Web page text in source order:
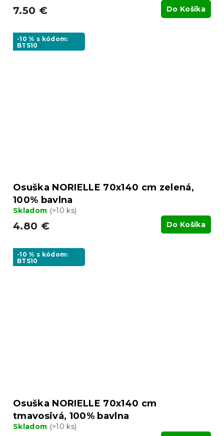
7.50 € Do Košíka
-10 % s kódom:
BTS10
Osuška NORIELLE 70x140 cm zelená,
100% bavlna
Skladom (>10 ks)
4.80 € Do Košíka
-10 % s kódom:
BTS10
Osuška NORIELLE 70x140 cm
tmavosivá, 100% bavlna
Skladom (>10 ks)